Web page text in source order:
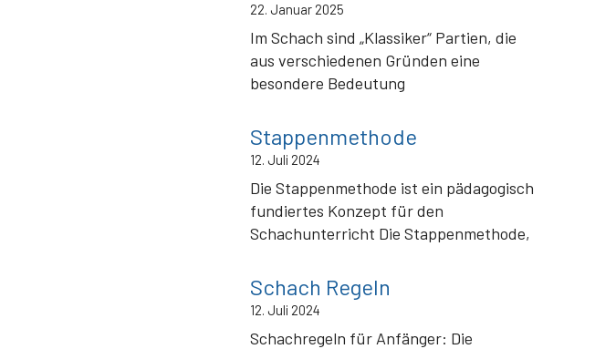
22. Januar 2025
Im Schach sind „Klassiker“ Partien, die
aus verschiedenen Gründen eine
besondere Bedeutung
Stappenmethode
12. Juli 2024
Die Stappenmethode ist ein pädagogisch
fundiertes Konzept für den
Schachunterricht Die Stappenmethode,
Schach Regeln
12. Juli 2024
Schachregeln für Anfänger: Die